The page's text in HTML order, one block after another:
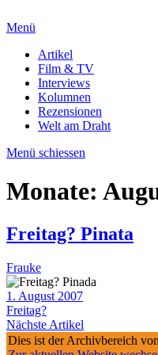
Menü
Artikel
Film & TV
Interviews
Kolumnen
Rezensionen
Welt am Draht
Menü schiessen
Monate:
Freitag? Pinata
Frauke
1. August 2007
Freitag?
Nächste Artikel
Dies ist der Archivbereich